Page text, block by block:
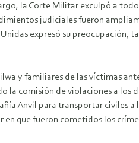
la Corte Militar exculpó a
judiciales fueron
expresó su
y familiares de las víctimas
comisión de violaciones a los
Anvil para transportar civiles
que fueron cometidos los